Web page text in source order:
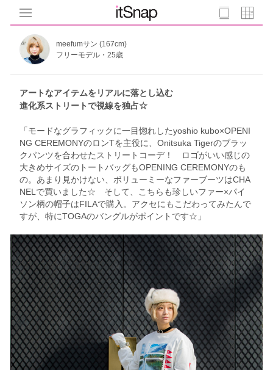
meefumサン (167cm)
フリーモデル・25歳
アートなアイテムをリアルに落とし込む
進化系ストリートで視線を独占☆
「モードなグラフィックに一目惚れしたyoshio kubo×OPENI
NG CEREMONYのロンTを主役に、Onitsuka Tigerのブラッ
クパンツを合わせたストリートコーデ！ ロゴがいい感じの
大きめサイズのトートバッグもOPENING CEREMONYのも
の。あまり見かけない、ボリューミーなファーブーツはCHA
NELで買いました☆ そして、こちらも珍しいファー×パイ
ソン柄の帽子はFILAで購入。アクセにもこだわってみたんで
すが、特にTOGAのバングルがポイントです☆」